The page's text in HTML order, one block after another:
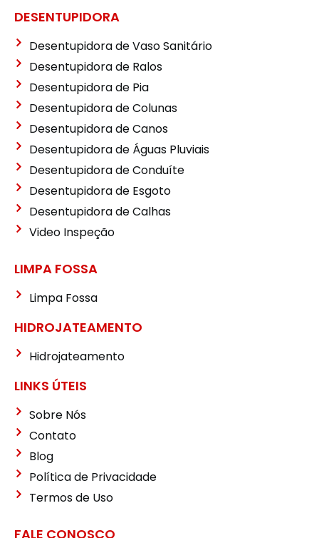
DESENTUPIDORA
Desentupidora de Vaso Sanitário
Desentupidora de Ralos
Desentupidora de Pia
Desentupidora de Colunas
Desentupidora de Canos
Desentupidora de Águas Pluviais
Desentupidora de Conduíte
Desentupidora de Esgoto
Desentupidora de Calhas
Video Inspeção
LIMPA FOSSA
Limpa Fossa
HIDROJATEAMENTO
Hidrojateamento
LINKS ÚTEIS
Sobre Nós
Contato
Blog
Política de Privacidade
Termos de Uso
FALE CONOSCO